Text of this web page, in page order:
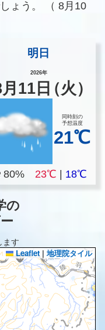
ょう。
（ 8月10
明日
2026年
月 11日（火）
同時刻の
予想温度
21℃
80%23℃ 18℃
の
ます
Leaflet | 地理院タイル